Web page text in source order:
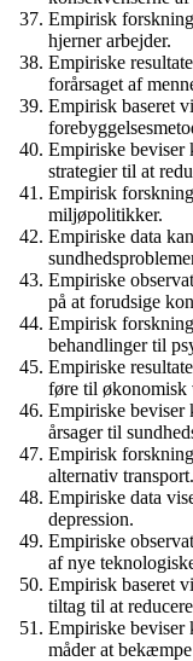
Empirisk
hjerner arbejder.
Empiriske
forårsaget af
Empirisk baseret
Empiriske beviser
strategier til at
Empirisk
miljøpolitikker.
Empiriske data
Empiriske
på at forudsige
Empirisk
behandlinger til
Empiriske
føre til økonomisk
Empiriske beviser
årsager til
Empirisk
alternativ transport.
Empiriske data
depression.
Empiriske
af nye
Empirisk baseret
tiltag til at
Empiriske beviser
måder at